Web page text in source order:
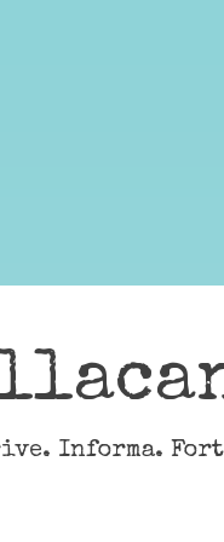
Informa.